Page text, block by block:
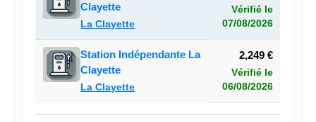
Clayette
La Clayette
Vérifié le
07/08/2026
Station Indépendante La
Clayette
La Clayette
2,249 €
Vérifié le
06/08/2026